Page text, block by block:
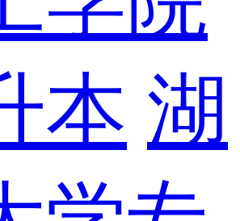
本 湖